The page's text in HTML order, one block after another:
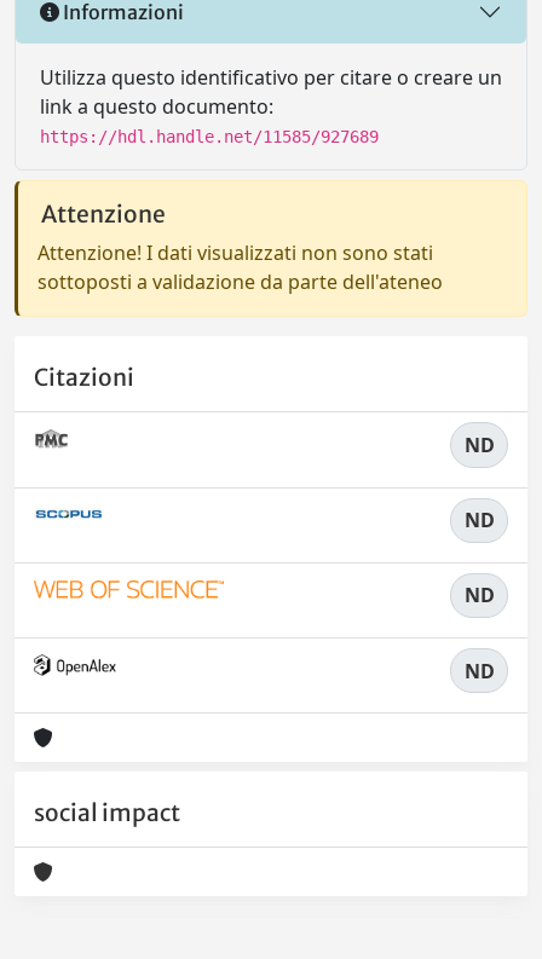
Informazioni
Utilizza questo identificativo per citare o creare un
link a questo documento:
https://hdl.handle.net/11585/927689
Attenzione
Attenzione! I dati visualizzati non sono stati
sottoposti a validazione da parte dell'ateneo
Citazioni
ND
ND
ND
ND
social impact